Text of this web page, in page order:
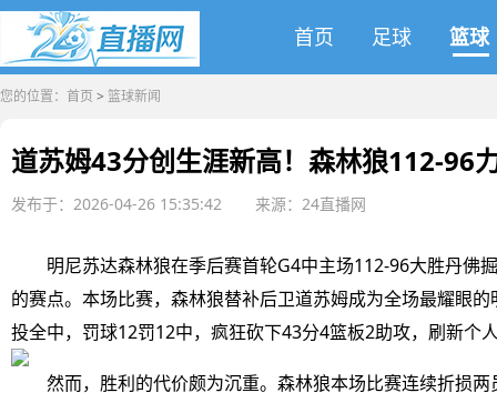
首页 足球 篮球
您的位置： 首页 > 篮球新闻
道苏姆43分创生涯新高！森林狼112-96
发布于：2026-04-26 15:35:42 来源：24直播网
明尼苏达森林狼在季后赛首轮G4中主场112-96大胜丹佛
的赛点。本场比赛，森林狼替补后卫道苏姆成为全场最耀眼
投全中，罚球12罚12中，疯狂砍下43分4篮板2助攻，刷新个
然而，胜利的代价颇为沉重。森林狼本场比赛连续折损